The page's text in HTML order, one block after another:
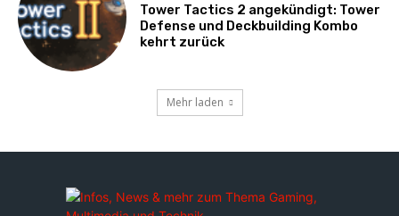
Tower Tactics 2 angekündigt: Tower
Defense und Deckbuilding Kombo
kehrt zurück
Mehr laden